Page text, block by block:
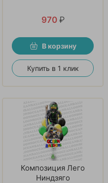
970 ₽
В корзину
Купить в 1 клик
Композиция Лего
Ниндзяго